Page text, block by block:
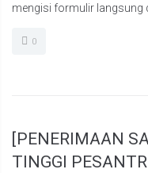
mengisi formulir langsung
0
[PENERIMAAN
TINGGI